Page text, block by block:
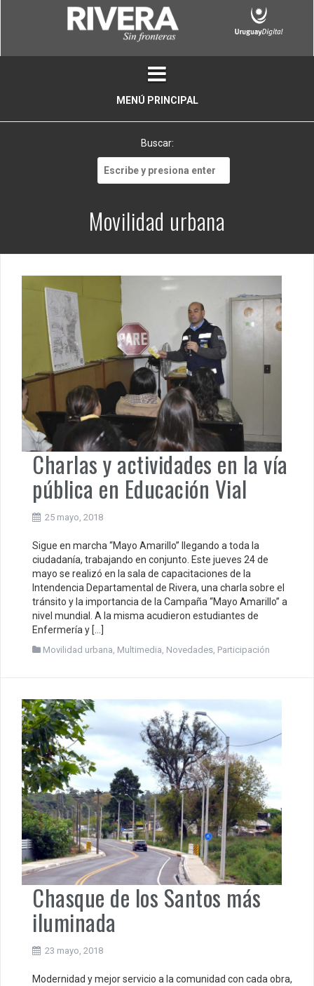
MENÚ PRINCIPAL
Buscar:
Movilidad urbana
Charlas y actividades en la vía
pública en Educación Vial
25 mayo, 2018
Sigue en marcha “Mayo Amarillo” llegando a toda la
ciudadanía, trabajando en conjunto. Este jueves 24 de
mayo se realizó en la sala de capacitaciones de la
Intendencia Departamental de Rivera, una charla sobre el
tránsito y la importancia de la Campaña “Mayo Amarillo” a
nivel mundial. A la misma acudieron estudiantes de
Enfermería y […]
Movilidad urbana, Multimedia, Novedades, Participación
Chasque de los Santos más
iluminada
23 mayo, 2018
Modernidad y mejor servicio a la comunidad con cada obra,